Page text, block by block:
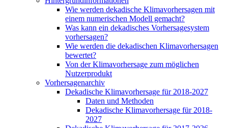
Wie werden dekadische Klimavorhersagen mit
einem numerischen Modell gemacht?
Was kann ein dekadisches Vorhersagesystem
vorhersagen?
Wie werden die dekadischen Klimavorhersagen
bewertet?
Von der Klimavorhersage zum möglichen
Nutzerprodukt
Vorhersagenarchiv
Dekadische Klimavorhersage für 2018-2027
Daten und Methoden
Dekadische Klimavorhersage für 2018-
2027